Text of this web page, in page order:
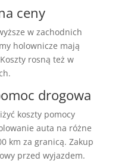
ceny
w zachodnich
holownicze mają
rosną też w
drogowa
koszty pomocy
auta na różne
km za granicą. Zakup
przed wyjazdem.